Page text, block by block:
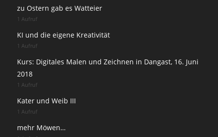
zu Ostern gab es Watteier
1 Aufruf
KI und die eigene Kreativität
1 Aufruf
Kurs: Digitales Malen und Zeichnen in Dangast, 16. Juni
2018
1 Aufruf
Kater und Weib III
1 Aufruf
mehr Möwen…